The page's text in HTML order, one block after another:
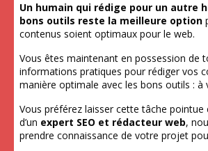
Un humain qui rédige pour un autre
bons outils reste la meilleure option
contenus soient optimaux pour le web.
Vous êtes maintenant en possession de
informations pratiques pour rédiger vos
manière optimale avec les bons outils : à
Vous préférez laisser cette tâche pointue
d’un expert SEO et rédacteur web,
prendre connaissance de votre projet